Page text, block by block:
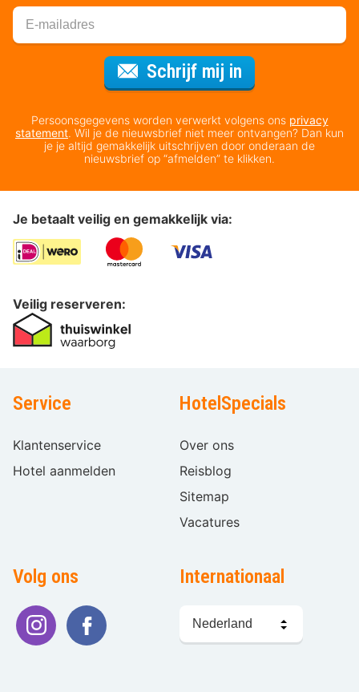
Schrijf mij in
Persoonsgegevens worden verwerkt volgens ons privacy
statement. Wil je de nieuwsbrief niet meer ontvangen? Dan kun
je je altijd gemakkelijk uitschrijven door onderaan de
nieuwsbrief op “afmelden” te klikken.
Je betaalt veilig en gemakkelijk via:
Veilig reserveren:
Service
Klantenservice
Hotel aanmelden
HotelSpecials
Over ons
Reisblog
Sitemap
Vacatures
Volg ons Internationaal
kiezen